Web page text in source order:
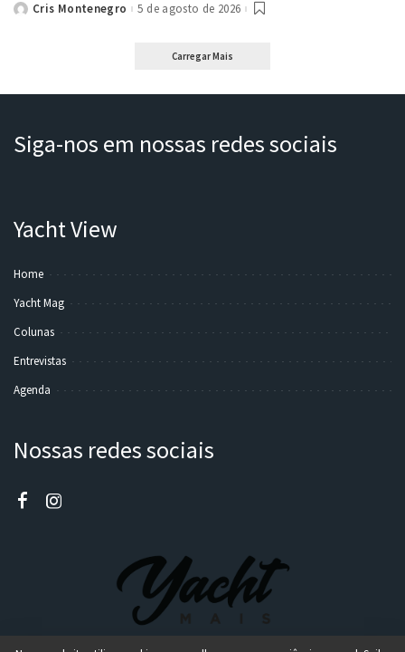
PostedCris Montenegro 5 de agosto de 2026
Carregar Mais
Siga-nos em nossas redes sociais
Yacht View
Home
Yacht Mag
Colunas
Entrevistas
Agenda
Nossas redes sociais